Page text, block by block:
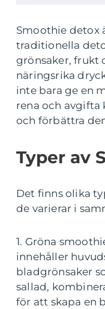
Smoothie detox
traditionella
grönsaker, frukt
näringsrika
inte bara ge en
rena och avgifta
och förbättra
Typer av
Det finns olika
de varierar i
1. Gröna
innehåller
bladgrönsaker
sallad,
för att skapa en